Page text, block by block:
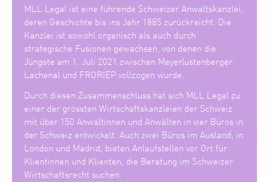
MLL Legal ist eine führende Schweizer Anwaltskanzlei,
deren Geschichte bis ins Jahr 1885 zurückreicht. Die
Kanzlei ist sowohl organisch als auch durch
strategische Fusionen gewachsen, von denen die
Jüngste am 1. Juli 2021 zwischen Meyerlustenberger
Lachenal und FRORIEP vollzogen wurde.
Durch diesen Zusammenschluss hat sich MLL Legal zu
einer der grössten Wirtschaftskanzleien der Schweiz
mit über 150 Anwältinnen und Anwälten in vier Büros in
der Schweiz entwickelt. Auch zwei Büros im Ausland, in
London und Madrid, bieten Anlaufstellen vor Ort für
Klientinnen und Klienten, die Beratung im Schweizer
Wirtschaftsrecht suchen.